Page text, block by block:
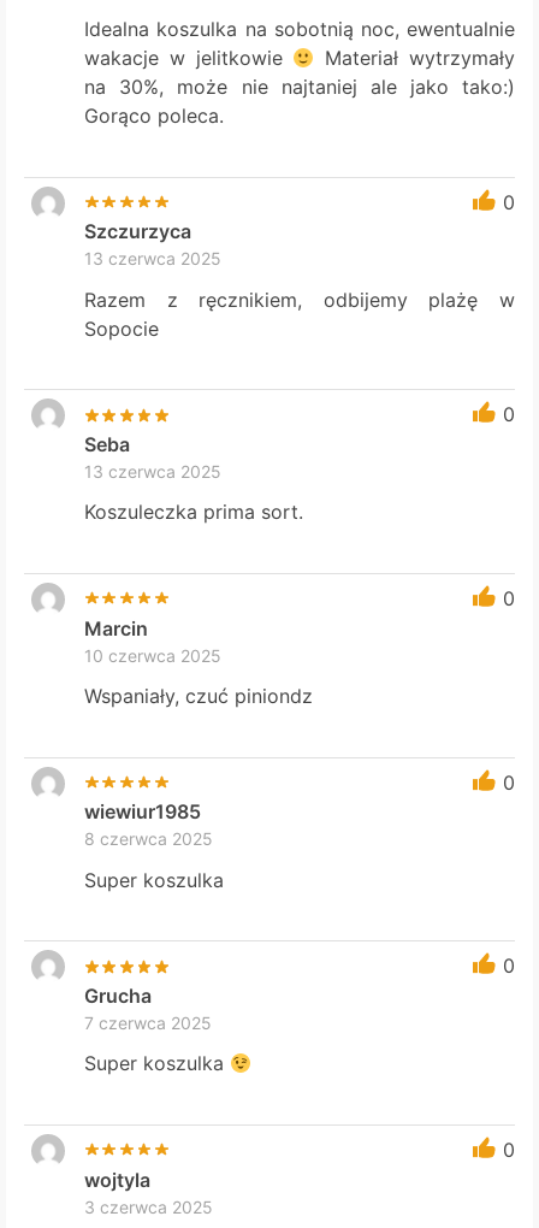
Idealna koszulka na sobotnią noc, ewentualnie
wakacje w jelitkowie
Materiał wytrzymały
na 30%, może nie najtaniej ale jako tako:)
Gorąco poleca.
0
Szczurzyca
13 czerwca 2025
Razem z ręcznikiem, odbijemy plażę w
Sopocie
0
Seba
13 czerwca 2025
Koszuleczka prima sort.
0
Marcin
10 czerwca 2025
Wspaniały, czuć piniondz
0
wiewiur1985
8 czerwca 2025
Super koszulka
0
Grucha
7 czerwca 2025
Super koszulka
0
wojtyla
3 czerwca 2025